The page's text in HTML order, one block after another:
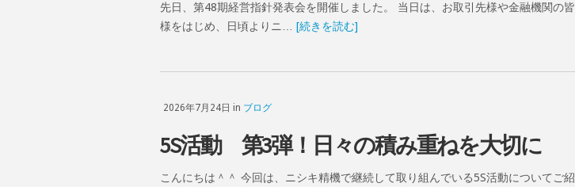
先日、第48期経営指針発表会を開催しました。 当日は、お取引先様や金融機関の皆
様をはじめ、日頃よりニ…
[続きを読む]
2026年7月24日 in ブログ
5S活動 第3弾！日々の積み重ねを大切に
こんにちは＾＾ 今回は、ニシキ精機で継続して取り組んでいる5S活動についてご紹